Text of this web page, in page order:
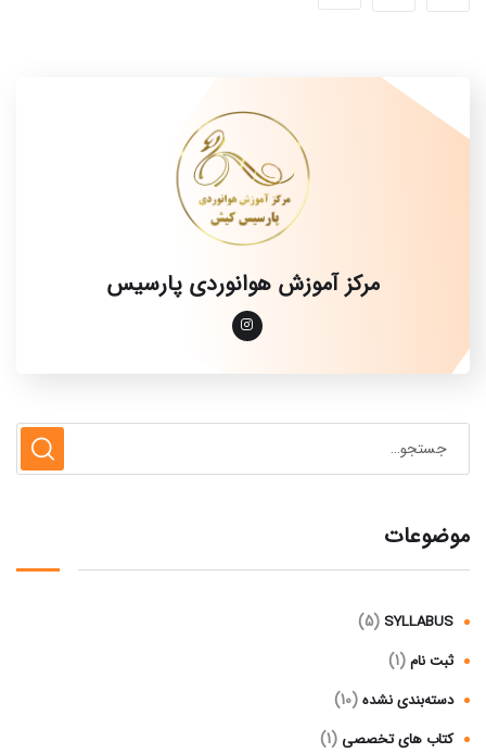
مرکز آموزش هوانوردی پارسیس
موضوعات
SYLLABUS
(5)
ثبت نام(1)
دسته‌بندی نشده(10)
کتاب های تخصصی (1)